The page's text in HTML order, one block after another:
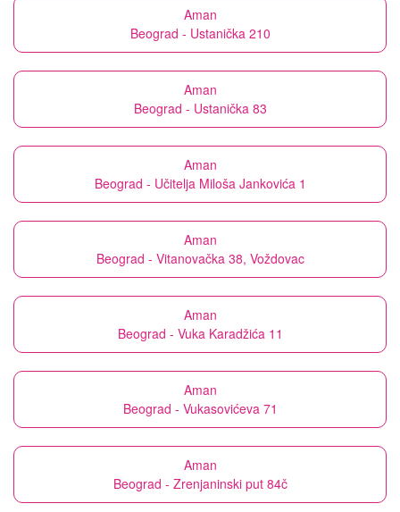
Aman
Beograd - Ustanička 210
Aman
Beograd - Ustanička 83
Aman
Beograd - Učitelja Miloša Jankovića 1
Aman
Beograd - Vitanovačka 38, Voždovac
Aman
Beograd - Vuka Karadžića 11
Aman
Beograd - Vukasovićeva 71
Aman
Beograd - Zrenjaninski put 84č